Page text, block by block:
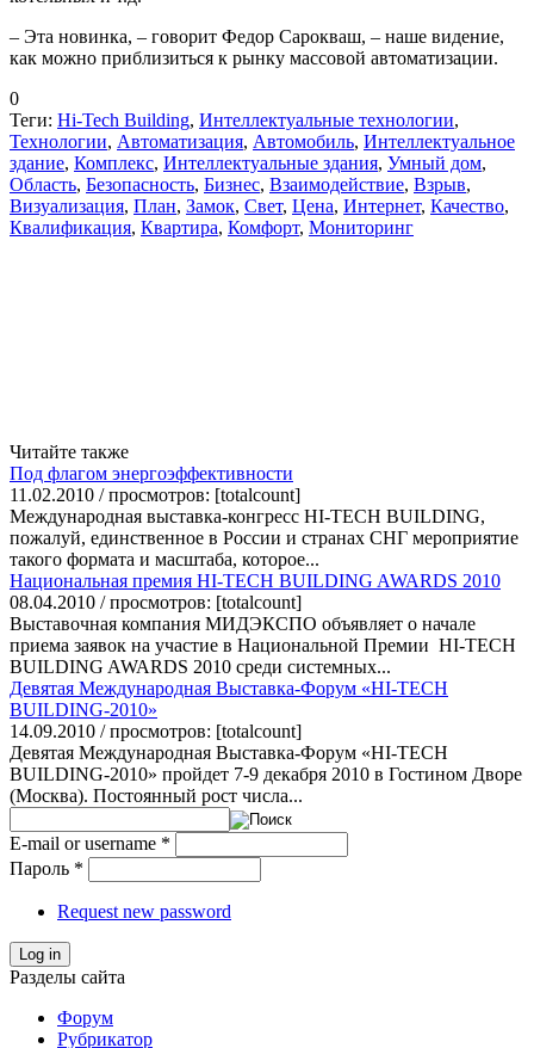
– Эта новинка, – говорит Федор Сарокваш, – наше видение,
как можно приблизиться к рынку массовой автоматизации.
0
Теги: Hi-Tech Building, Интеллектуальные технологии,
Технологии, Автоматизация, Автомобиль, Интеллектуальное
здание, Комплекс, Интеллектуальные здания, Умный дом,
Область, Безопасность, Бизнес, Взаимодействие, Взрыв,
Визуализация, План, Замок, Свет, Цена, Интернет, Качество,
Квалификация, Квартира, Комфорт, Мониторинг
Читайте также
Под флагом энергоэффективности
11.02.2010 / просмотров: [totalcount]
Международная выставка-конгресс HI-TECH BUILDING,
пожалуй, единственное в России и странах СНГ мероприятие
такого формата и масштаба, которое...
Национальная премия HI-TECH BUILDING AWARDS 2010
08.04.2010 / просмотров: [totalcount]
Выставочная компания МИДЭКСПО объявляет о начале
приема заявок на участие в Национальной Премии HI-TECH
BUILDING AWARDS 2010 среди системных...
Девятая Международная Выставка-Форум «HI-TECH
BUILDING-2010»
14.09.2010 / просмотров: [totalcount]
Девятая Международная Выставка-Форум «HI-TECH
BUILDING-2010» пройдет 7-9 декабря 2010 в Гостином Дворе
(Москва). Постоянный рост числа...
E-mail or username *
Пароль *
Request new password
Log in
Разделы сайта
Форум
Рубрикатор